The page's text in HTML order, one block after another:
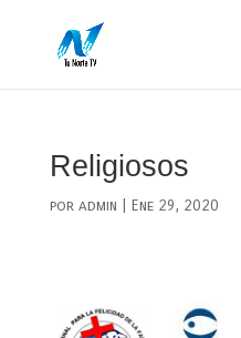
Religiosos
por admin Ene 29, 2020